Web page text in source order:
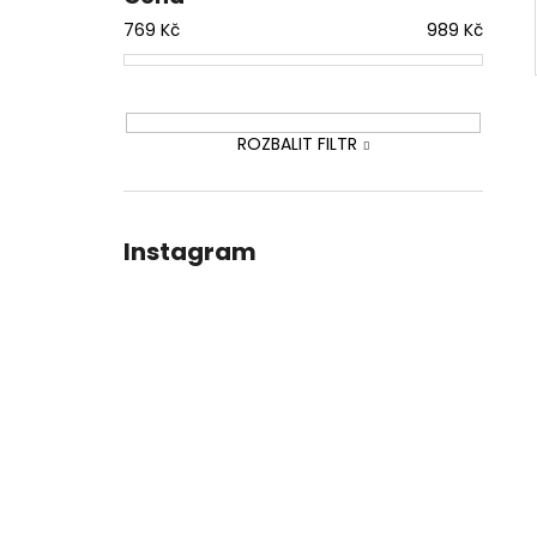
769 Kč 989 Kč
ROZBALIT FILTR
Instagram